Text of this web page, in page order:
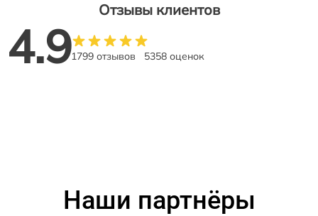
Отзывы клиентов
4.91799 отзывов 5358 оценок
Наши партнёры